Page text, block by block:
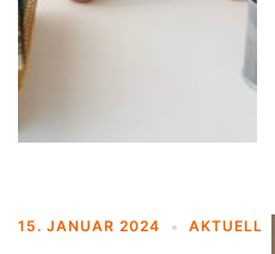
15. JANUAR 2024 AKTUELL